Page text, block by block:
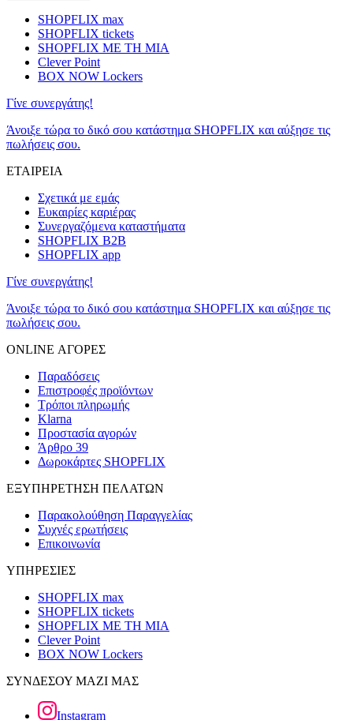
SHOPFLIX max
SHOPFLIX tickets
SHOPFLIX ΜΕ ΤΗ ΜΙΑ
Clever Point
BOX NOW Lockers
Γίνε συνεργάτης!
Άνοιξε τώρα το δικό σου κατάστημα SHOPFLIX και αύξησε τις
πωλήσεις σου.
ΕΤΑΙΡΕΙΑ
Σχετικά με εμάς
Ευκαιρίες καριέρας
Συνεργαζόμενα καταστήματα
SHOPFLIX B2B
SHOPFLIX app
Γίνε συνεργάτης!
Άνοιξε τώρα το δικό σου κατάστημα SHOPFLIX και αύξησε τις
πωλήσεις σου.
ONLINE ΑΓΟΡΕΣ
Παραδόσεις
Επιστροφές προϊόντων
Τρόποι πληρωμής
Klarna
Προστασία αγορών
Άρθρο 39
Δωροκάρτες SHOPFLIX
ΕΞΥΠΗΡΕΤΗΣΗ ΠΕΛΑΤΩΝ
Παρακολούθηση Παραγγελίας
Συχνές ερωτήσεις
Επικοινωνία
ΥΠΗΡΕΣΙΕΣ
SHOPFLIX max
SHOPFLIX tickets
SHOPFLIX ΜΕ ΤΗ ΜΙΑ
Clever Point
BOX NOW Lockers
ΣΥΝΔΕΣΟΥ ΜΑΖΙ ΜΑΣ
Instagram